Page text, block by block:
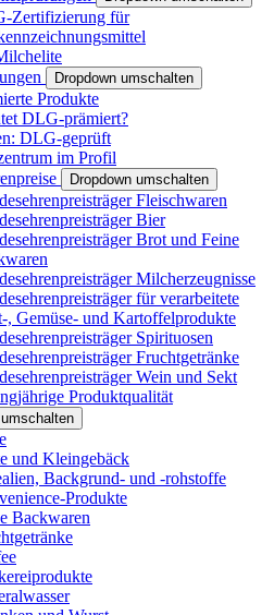
Zertifizierung für
Dropdown umschalten
Produkte
DLG-prämiert?
DLG-geprüft
im Profil
Dropdown umschalten
Fleischwaren
Bier
Brot und Feine
Milcherzeugnisse
für verarbeitete
, Gemüse- und Kartoffelprodukte
Spirituosen
Fruchtgetränke
Wein und Sekt
Produktqualität
und Kleingebäck
Backgrund- und -rohstoffe
Produkte
Backwaren